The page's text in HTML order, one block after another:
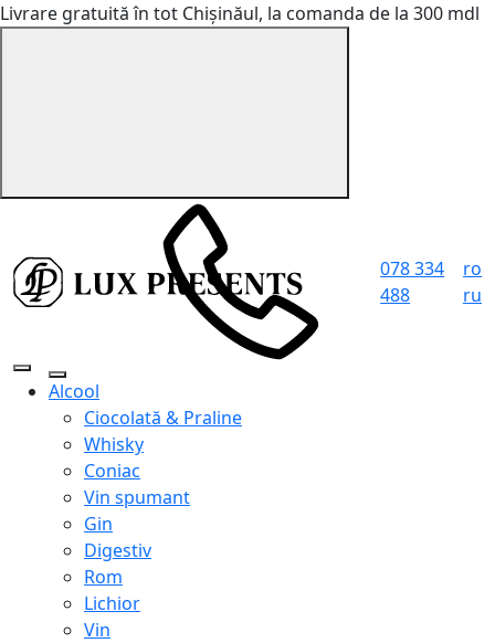
Livrare gratuită în tot Chișinăul, la comanda de la 300 mdl
078 334
488
ro
ru
Alcool
Ciocolată & Praline
Whisky
Coniac
Vin spumant
Gin
Digestiv
Rom
Lichior
Vin